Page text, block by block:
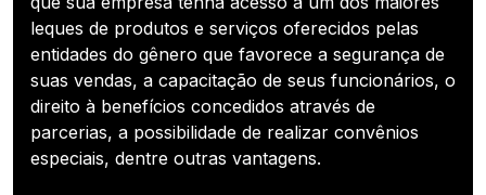
leques de produtos e serviços oferecidos pelas
entidades do gênero que favorece a segurança de
suas vendas, a capacitação de seus funcionários, o
direito à benefícios concedidos através de
parcerias, a possibilidade de realizar convênios
especiais, dentre outras vantagens.